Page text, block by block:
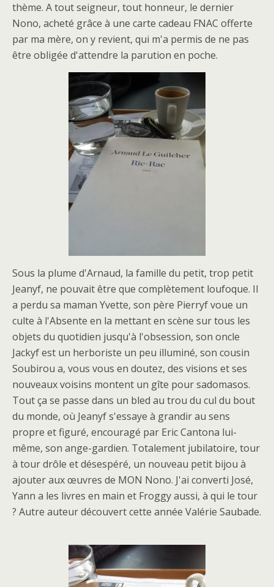
thème. A tout seigneur, tout honneur, le dernier
Nono, acheté grâce à une carte cadeau FNAC offerte
par ma mère, on y revient, qui m'a permis de ne pas
être obligée d'attendre la parution en poche.
Sous la plume d'Arnaud, la famille du petit, trop petit
Jeanyf, ne pouvait être que complètement loufoque. Il
a perdu sa maman Yvette, son père Pierryf voue un
culte à l'Absente en la mettant en scène sur tous les
objets du quotidien jusqu'à l'obsession, son oncle
Jackyf est un herboriste un peu illuminé, son cousin
Soubirou a, vous vous en doutez, des visions et ses
nouveaux voisins montent un gîte pour sadomasos.
Tout ça se passe dans un bled au trou du cul du bout
du monde, où Jeanyf s'essaye à grandir au sens
propre et figuré, encouragé par Eric Cantona lui-
même, son ange-gardien. Totalement jubilatoire, tour
à tour drôle et désespéré, un nouveau petit bijou à
ajouter aux œuvres de MON Nono. J'ai converti José,
Yann a les livres en main et Froggy aussi, à qui le tour
? Autre auteur découvert cette année Valérie Saubade.